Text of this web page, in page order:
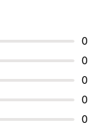
0
0
0
0
0